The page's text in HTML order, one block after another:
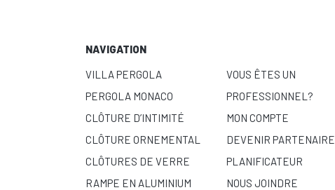
NAVIGATION
VILLA PERGOLA
PERGOLA MONACO
CLÔTURE D’INTIMITÉ
CLÔTURE ORNEMENTAL
CLÔTURES DE VERRE
RAMPE EN ALUMINIUM
VOUS ÊTES UN
PROFESSIONNEL?
MON COMPTE
DEVENIR PARTENAIRE
PLANIFICATEUR
NOUS JOINDRE